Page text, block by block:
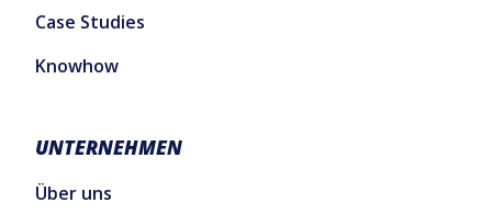
Case Studies
Knowhow
UNTERNEHMEN
Über uns